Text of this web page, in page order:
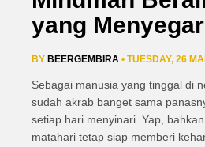
yang
BY BEERGEMBIRA • TUESDAY, 26
Sebagai manusia yang tinggal di
sudah akrab banget sama
setiap hari menyinari. Yap,
matahari tetap siap memberi